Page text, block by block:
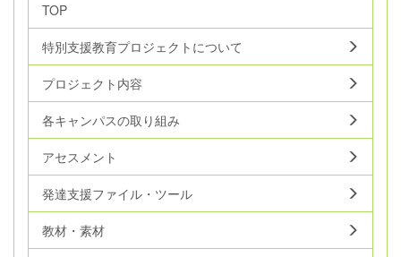
TOP
特別支援教育プロジェクトについて
プロジェクト内容
各キャンパスの取り組み
アセスメント
発達支援ファイル・ツール
教材・素材